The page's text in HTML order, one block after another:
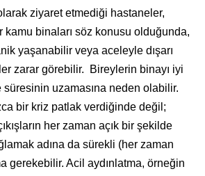
ziyaret etmediği hastaneler,
kamu binaları söz konusu olduğunda,
yaşanabilir veya aceleyle dışarı
zarar görebilir. Bireylerin binayı iyi
süresinin uzamasına neden olabilir.
bir kriz patlak verdiğinde değil;
her zaman açık bir şekilde
adına da sürekli (her zaman
gerekebilir. Acil aydınlatma, örneğin